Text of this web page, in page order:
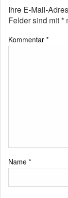
Ihre E-Mail-
Felder sind mit*
Kommentar *
Name *